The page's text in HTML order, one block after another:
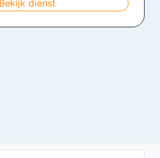
Bekijk dienst